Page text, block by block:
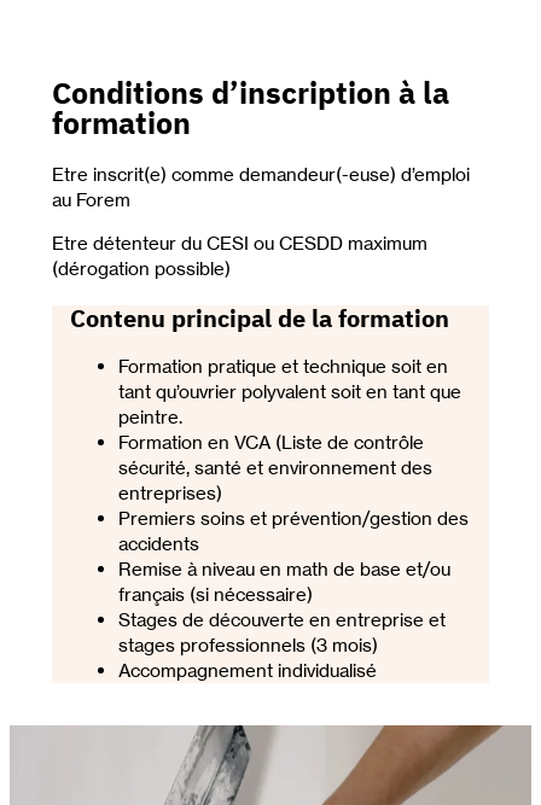
Conditions d’inscription à la
formation
Etre inscrit(e) comme demandeur(-euse) d’emploi
au Forem
Etre détenteur du CESI ou CESDD maximum
(dérogation possible)
Contenu principal de la formation
Formation pratique et technique soit en
tant qu’ouvrier polyvalent soit en tant que
peintre.
Formation en VCA (Liste de contrôle
sécurité, santé et environnement des
entreprises)
Premiers soins et prévention/gestion des
accidents
Remise à niveau en math de base et/ou
français (si nécessaire)
Stages de découverte en entreprise et
stages professionnels (3 mois)
Accompagnement individualisé